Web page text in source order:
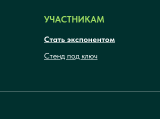
Стенд под ключ
УЧАСТНИКАМ
Стать экспонентом